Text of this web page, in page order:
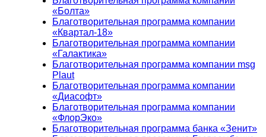
«Болта»
Благотворительная программа компании
«Квартал-18»
Благотворительная программа компании
«Галактика»
Благотворительная программа компании msg
Plaut
Благотворительная программа компании
«Диасофт»
Благотворительная программа компании
«ФлорЭко»
Благотворительная программа банка «Зенит»